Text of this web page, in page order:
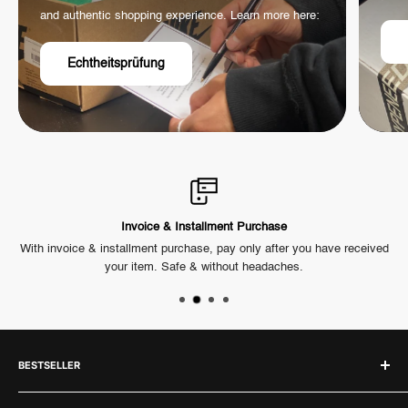
and authentic shopping experience. Learn more here:
Echtheitsprüfung
Invoice & Installment Purchase
With invoice & installment purchase, pay only after you have received
your item. Safe & without headaches.
BESTSELLER
Labubu